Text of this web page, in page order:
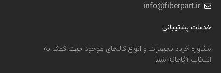
info@fiberpart.ir
خدمات پشتیبانی
مشاوره خرید تجهیزات و انواع کالاهای موجود جهت کمک به
انتخاب آگاهانه شما